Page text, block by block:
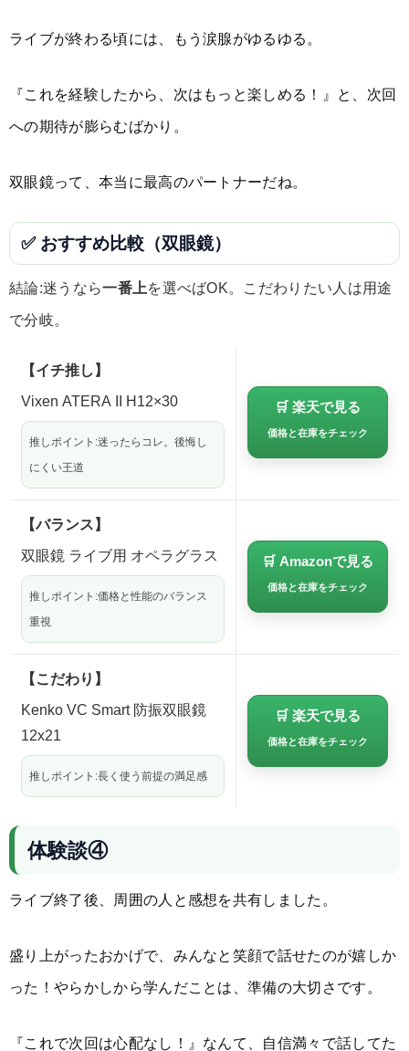
ライブが終わる頃には、もう涙腺がゆるゆる。
『これを経験したから、次はもっと楽しめる！』と、次回
への期待が膨らむばかり。
双眼鏡って、本当に最高のパートナーだね。
✅ おすすめ比較（双眼鏡）
結論:迷うなら一番上を選べばOK。こだわりたい人は用途
で分岐。
【イチ推し】
Vixen ATERA II H12×30
推しポイント:迷ったらコレ。後悔し
にくい王道
🛒 楽天で見る
価格と在庫をチェック
【バランス】
双眼鏡 ライブ用 オペラグラス
推しポイント:価格と性能のバランス
重視
🛒 Amazonで見る
価格と在庫をチェック
【こだわり】
Kenko VC Smart 防振双眼鏡
12x21
推しポイント:長く使う前提の満足感
🛒 楽天で見る
価格と在庫をチェック
体験談④
ライブ終了後、周囲の人と感想を共有しました。
盛り上がったおかげで、みんなと笑顔で話せたのが嬉しか
った！やらかしから学んだことは、準備の大切さです。
『これで次回は心配なし！』なんて、自信満々で話してた